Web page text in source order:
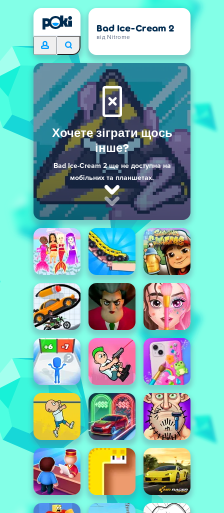
Bad Ice-Cream 2
від Nitrome
Хочете зіграти щось
інше?
Bad Ice-Cream 2 ще не доступна на
мобільних та планшетах.